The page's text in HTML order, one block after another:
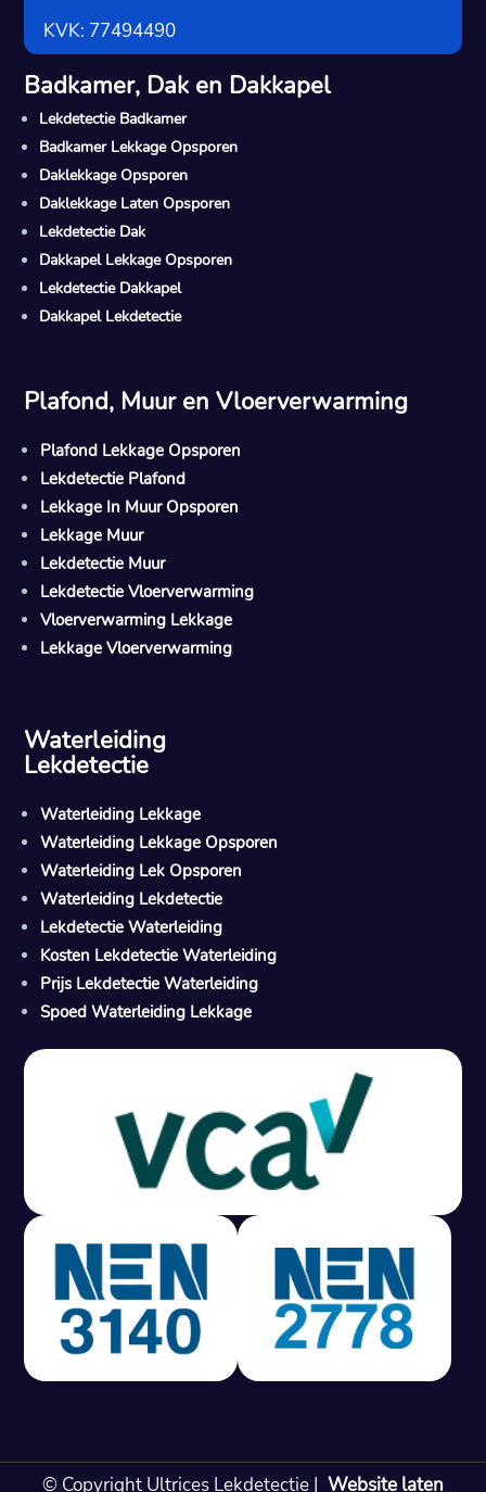
M
Gratis offerte in 24 uur
Geen lekkage? Geen betaling.
Vast tarief van € 395,- exc btw.
Rapport binnen 3 werkdagen.
100% RIsicovrij.
Vaak vergoed door verzekeraar.
KVK: 77494490
Badkamer, Dak en Dakkapel
Lekdetectie Badkamer
Badkamer Lekkage Opsporen
Daklekkage Opsporen
Daklekkage Laten Opsporen
Lekdetectie Dak
Dakkapel Lekkage Opsporen
Lekdetectie Dakkapel
Dakkapel Lekdetectie
Plafond, Muur en Vloerverwarming
Plafond Lekkage Opsporen
Lekdetectie Plafond
Lekkage In Muur Opsporen
Lekkage Muur
Lekdetectie Muur
Lekdetectie Vloerverwarming
Vloerverwarming Lekkage
Lekkage Vloerverwarming
Waterleiding
Lekdetectie
Waterleiding Lekkage
Waterleiding Lekkage Opsporen
Waterleiding Lek Opsporen
Waterleiding Lekdetectie
Lekdetectie Waterleiding
Kosten Lekdetectie Waterleiding
Prijs Lekdetectie Waterleiding
Spoed Waterleiding Lekkage
© Copyright Ultrices Lekdetectie | Website laten